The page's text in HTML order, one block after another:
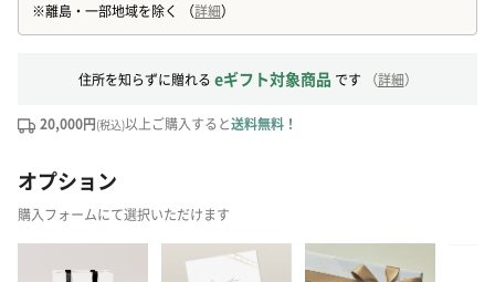
住所を知らずに贈れる eギフト対象商品 です （詳細）
20,000円(税込)以上ご購入すると送料無料！
オプション
購入フォームにて選択いただけます